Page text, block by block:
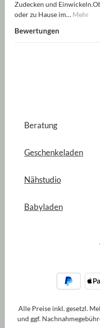
Zudecken und
oder zu Hause im… Mehr
Bewertungen
Beratung
Geschenkeladen
Nähstudio
Babyladen
Alle Preise inkl. gesetzl.
und ggf.